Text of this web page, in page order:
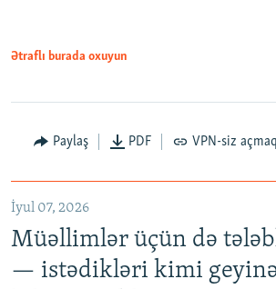
Ətraflı burada oxuyun
Paylaş PDF VPN-siz açmaq
İyul 07, 2026
Müəllimlər üçün də
— istədikləri kimi